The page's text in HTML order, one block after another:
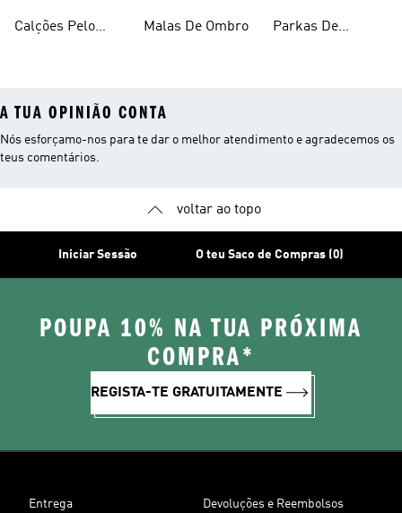
Calções Pelo
Malas De Ombro
Parkas De
A TUA OPINIÃO CONTA
Nós esforçamo-nos para te dar o melhor atendimento e agradecemos os
teus comentários.
voltar ao topo
Iniciar Sessão O teu Saco de Compras (0)
POUPA 10% NA TUA PRÓXIMA
COMPRA*
REGISTA-TE GRATUITAMENTE
Entrega Devoluções e Reembolsos